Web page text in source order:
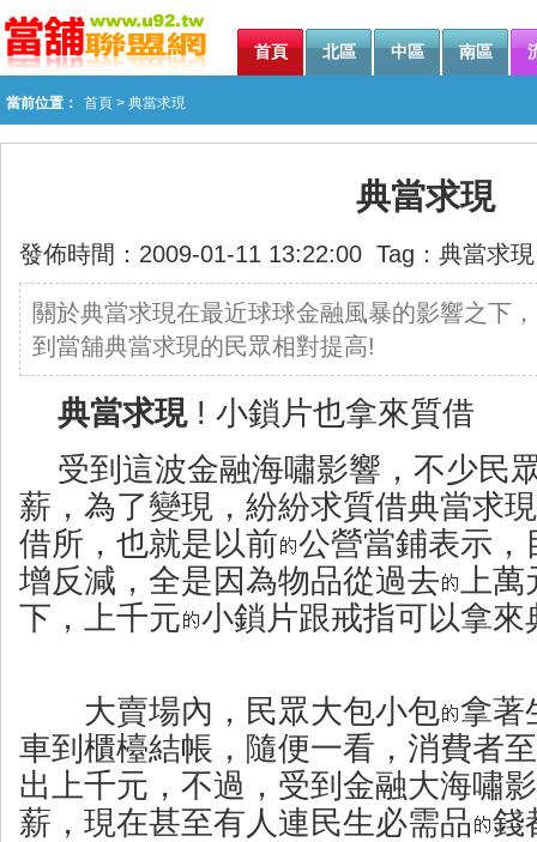
首頁 北區 中區 南區
當前位置： 首頁 > 典當求現
典當求現
發佈時間：2009-01-11 13:22:00 Tag： 典當求現
關於典當求現在最近球球金融風暴的影響之下
到當舖典當求現的民眾相對提高!
典當求現 ! 小鎖片也拿來質借
受到這波金融海嘯影響，不少民
薪，為了變現，紛紛求質借典當求
借所，也就是以前 公營當鋪表示，
增反減，全是因為物品從過去 上萬
下，上千元 小鎖片跟戒指可以拿來
大賣場內，民眾大包小包 拿著
車到櫃檯結帳，隨便一看，消費者
出上千元，不過，受到金融大海嘯
薪，現在甚至有人連民生必需品
錢